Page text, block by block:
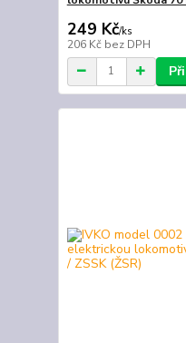
249 Kč/ks
206 Kč bez DPH